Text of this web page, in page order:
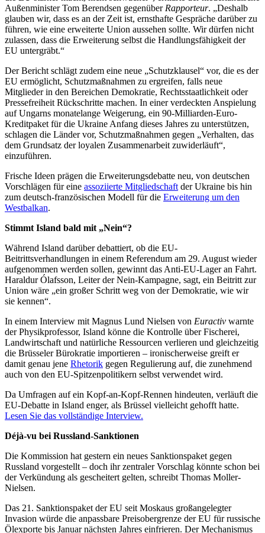
Außenminister Tom Berendsen gegenüber Rapporteur. „Deshalb
glauben wir, dass es an der Zeit ist, ernsthafte Gespräche darüber zu
führen, wie eine erweiterte Union aussehen sollte. Wir dürfen nicht
zulassen, dass die Erweiterung selbst die Handlungsfähigkeit der
EU untergräbt.“
Der Bericht schlägt zudem eine neue „Schutzklausel“ vor, die es der
EU ermöglicht, Schutzmaßnahmen zu ergreifen, falls neue
Mitglieder in den Bereichen Demokratie, Rechtsstaatlichkeit oder
Pressefreiheit Rückschritte machen. In einer verdeckten Anspielung
auf Ungarns monatelange Weigerung, ein 90-Milliarden-Euro-
Kreditpaket für die Ukraine Anfang dieses Jahres zu unterstützen,
schlagen die Länder vor, Schutzmaßnahmen gegen „Verhalten, das
dem Grundsatz der loyalen Zusammenarbeit zuwiderläuft“,
einzuführen.
Frische Ideen prägen die Erweiterungsdebatte neu, von deutschen
Vorschlägen für eine assoziierte Mitgliedschaft der Ukraine bis hin
zum deutsch-französischen Modell für die Erweiterung um den
Westbalkan.
Stimmt Island bald mit „Nein“?
Während Island darüber debattiert, ob die EU-
Beitrittsverhandlungen in einem Referendum am 29. August wieder
aufgenommen werden sollen, gewinnt das Anti-EU-Lager an Fahrt.
Haraldur Ólafsson, Leiter der Nein-Kampagne, sagt, ein Beitritt zur
Union wäre „ein großer Schritt weg von der Demokratie, wie wir
sie kennen“.
In einem Interview mit Magnus Lund Nielsen von Euractiv warnte
der Physikprofessor, Island könne die Kontrolle über Fischerei,
Landwirtschaft und natürliche Ressourcen verlieren und gleichzeitig
die Brüsseler Bürokratie importieren – ironischerweise greift er
damit genau jene Rhetorik gegen Regulierung auf, die zunehmend
auch von den EU-Spitzenpolitikern selbst verwendet wird.
Da Umfragen auf ein Kopf-an-Kopf-Rennen hindeuten, verläuft die
EU-Debatte in Island enger, als Brüssel vielleicht gehofft hatte.
Lesen Sie das vollständige Interview.
Déjà-vu bei Russland-Sanktionen
Die Kommission hat gestern ein neues Sanktionspaket gegen
Russland vorgestellt – doch ihr zentraler Vorschlag könnte schon bei
der Verkündung als gescheitert gelten, schreibt Thomas Moller-
Nielsen.
Das 21. Sanktionspaket der EU seit Moskaus großangelegter
Invasion würde die anpassbare Preisobergrenze der EU für russische
Ölexporte bis Januar nächsten Jahres einfrieren. Der Mechanismus